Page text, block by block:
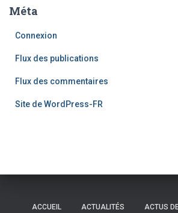
Méta
Connexion
Flux des publications
Flux des commentaires
Site de WordPress-FR
ACCUEIL ACTUALITÉS ACTUS